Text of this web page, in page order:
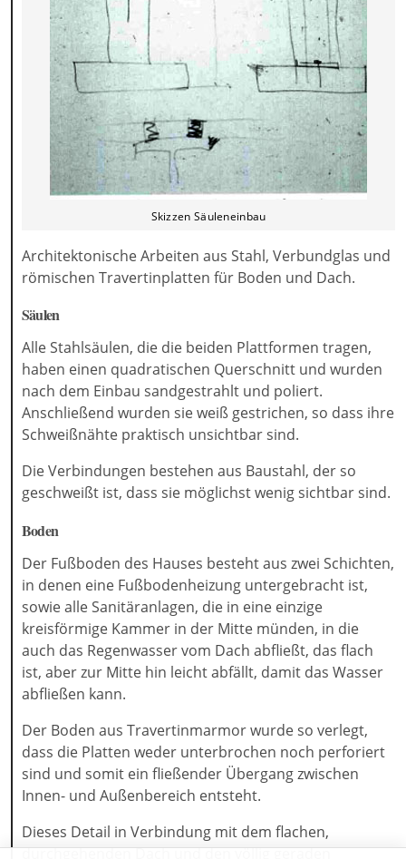
Skizzen Säuleneinbau
Architektonische Arbeiten aus Stahl, Verbundglas und
römischen Travertinplatten für Boden und Dach.
Säulen
Alle Stahlsäulen, die die beiden Plattformen tragen,
haben einen quadratischen Querschnitt und wurden
nach dem Einbau sandgestrahlt und poliert.
Anschließend wurden sie weiß gestrichen, so dass ihre
Schweißnähte praktisch unsichtbar sind.
Die Verbindungen bestehen aus Baustahl, der so
geschweißt ist, dass sie möglichst wenig sichtbar sind.
Boden
Der Fußboden des Hauses besteht aus zwei Schichten,
in denen eine Fußbodenheizung untergebracht ist,
sowie alle Sanitäranlagen, die in eine einzige
kreisförmige Kammer in der Mitte münden, in die
auch das Regenwasser vom Dach abfließt, das flach
ist, aber zur Mitte hin leicht abfällt, damit das Wasser
abfließen kann.
Der Boden aus Travertinmarmor wurde so verlegt,
dass die Platten weder unterbrochen noch perforiert
sind und somit ein fließender Übergang zwischen
Innen- und Außenbereich entsteht.
Dieses Detail in Verbindung mit dem flachen,
durchgehenden Dach und den völlig geraden